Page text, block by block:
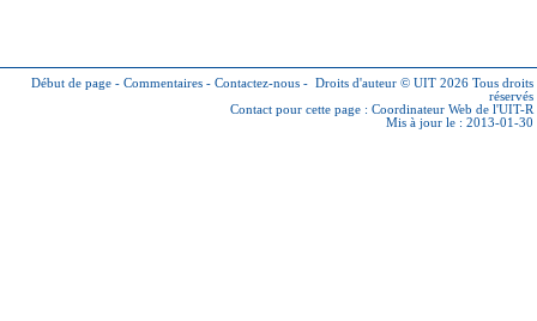
Début de page - Commentaires - Contactez-nous - Droits d'auteur © UIT 2026 Tous droits
réservés
Contact pour cette page : Coordinateur Web de l'UIT-R
Mis à jour le : 2013-01-30